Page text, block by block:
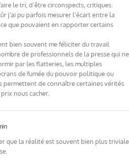
le tri, d’être circonspects, critiques.
j’ai pu parfois mesurer l’écart entre la
que pouvaient en rapporter certains
bien souvent me féliciter du travail
de professionnels de la presse qui ne
par les flatteries, les multiples
de fumée du pouvoir politique ou
permettent de connaître certaines vérités
nous cacher.
que la réalité est souvent bien plus triviale